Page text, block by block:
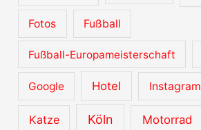
Fotos Fußball
Fußball-Europameisterschaft
Google Hotel Instagram
Katze Köln Motorrad